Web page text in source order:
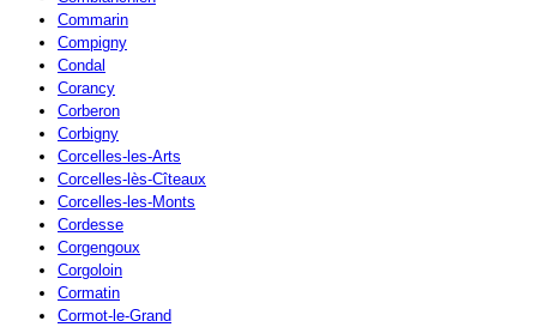
Commarin
Compigny
Condal
Corancy
Corberon
Corbigny
Corcelles-les-Arts
Corcelles-lès-Cîteaux
Corcelles-les-Monts
Cordesse
Corgengoux
Corgoloin
Cormatin
Cormot-le-Grand